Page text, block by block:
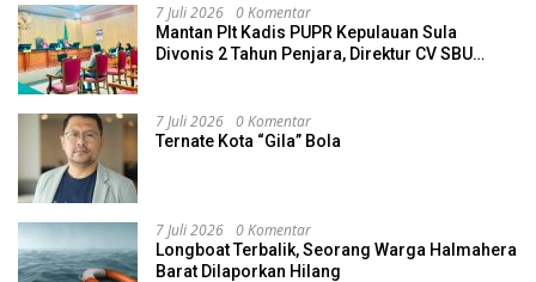
7 Juli 2026 0 Komentar
Mantan Plt Kadis PUPR Kepulauan Sula
Divonis 2 Tahun Penjara, Direktur CV SBU
7 Juli 2026 0 Komentar
Ternate Kota “Gila” Bola
7 Juli 2026 0 Komentar
Longboat Terbalik, Seorang Warga Halmahera
Barat Dilaporkan Hilang